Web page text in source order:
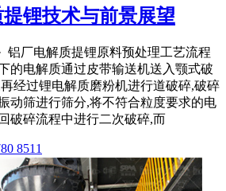
锂技术与前景展望
铝厂电解质提锂原料预处理工艺流程
的电解质通过皮带输送机送入颚式破
经过锂电解质磨粉机进行道破碎,破碎
动筛进行筛分,将不符合粒度要求的电
破碎流程中进行二次破碎,而
8511